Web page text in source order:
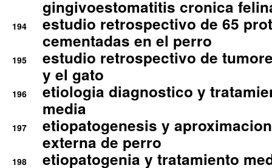
gingivoestomatitis cronica
194
estudio retrospectivo de 65
cementadas en el perro
195
estudio retrospectivo de
y el gato
196
etiologia diagnostico y
media
197
etiopatogenesis y
externa de perro
198
etiopatogenia y tratamiento